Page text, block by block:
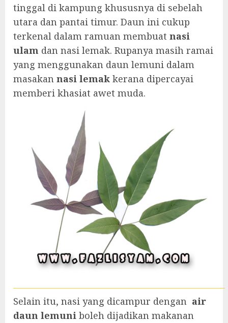
tinggal di kampung khususnya di sebelah
utara dan pantai timur. Daun ini cukup
terkenal dalam ramuan membuat nasi
ulam dan nasi lemak. Rupanya masih ramai
yang menggunakan daun lemuni dalam
masakan nasi lemak kerana dipercayai
memberi khasiat awet muda.
Selain itu, nasi yang dicampur dengan air
daun lemuni boleh dijadikan makanan